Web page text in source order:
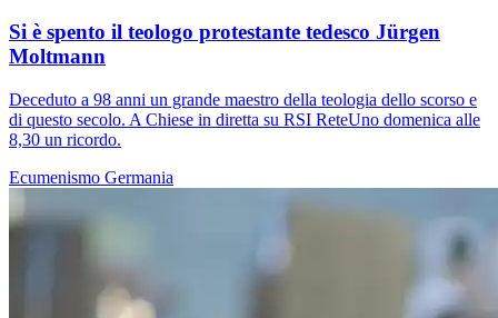
Si è spento il teologo protestante tedesco Jürgen
Moltmann
Deceduto a 98 anni un grande maestro della teologia dello scorso e
di questo secolo. A Chiese in diretta su RSI ReteUno domenica alle
8,30 un ricordo.
Ecumenismo Germania